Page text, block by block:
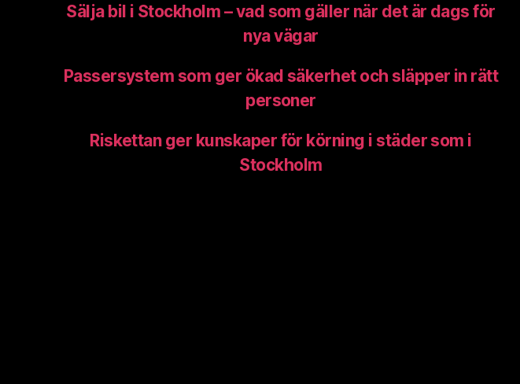
Sälja bil i Stockholm – vad som gäller när det är dags för
nya vägar
Passersystem som ger ökad säkerhet och släpper in rätt
personer
Riskettan ger kunskaper för körning i städer som i
Stockholm